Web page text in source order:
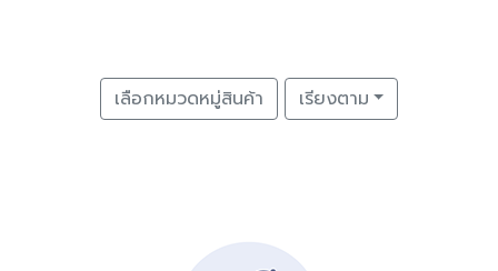
เลือกหมวดหมู่สินค้า เรียงตาม